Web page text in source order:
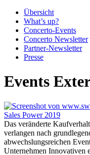
Übersicht
What’s up?
Concerto-Events
Concerto Newsletter
Partner-Newsletter
Presse
Events
Sales Power 2019
Das veränderte
verlangen nach
abwechslungsreichen
Unternehmen Innovativen